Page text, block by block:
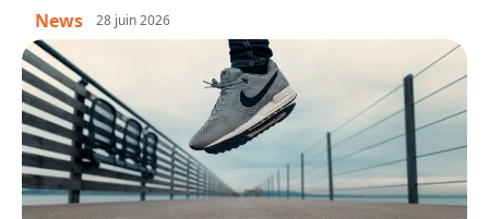
News 28 juin 2026